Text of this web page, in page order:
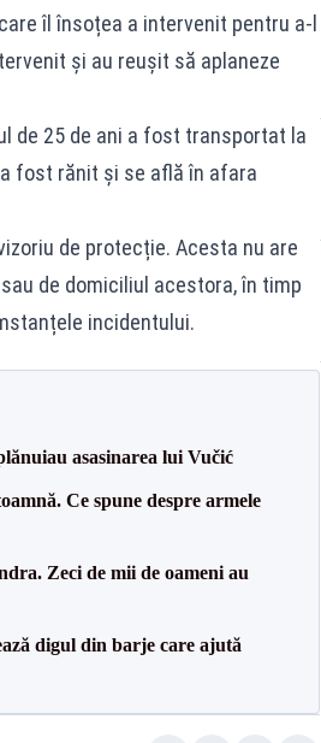
îl însoțea a intervenit pentru a-l
și au reușit să aplaneze
de 25 de ani a fost transportat la
fost rănit și se află în afara
de protecție. Acesta nu are
de domiciliul acestora, în timp
incidentului.
asasinarea lui Vučić
Ce spune despre armele
Zeci de mii de oameni au
digul din barje care ajută